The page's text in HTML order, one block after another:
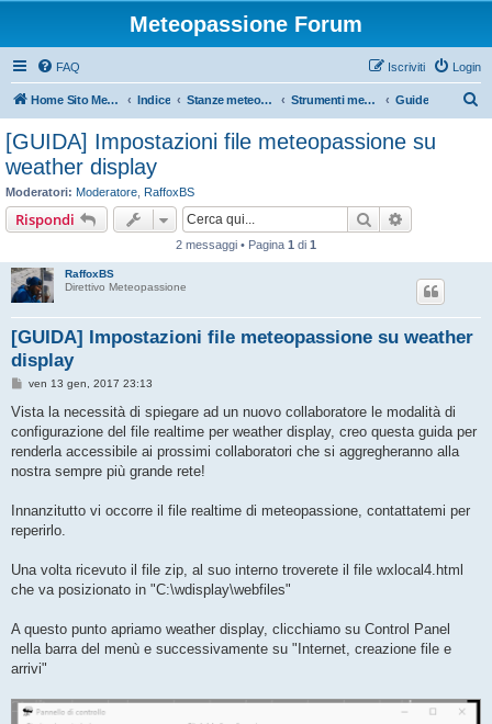
Meteopassione Forum
FAQ Login
Iscriviti
Home Sito Meteopassione Indice Stanze meteorologiche Strumenti meteo Guide
[GUIDA] Impostazioni file meteopassione su
weather display
Moderatori: Moderatore RaffoxBS
Rispondi Cerca
2 messaggi • Pagina 1 di 1
RaffoxBS
Direttivo Meteopassione
[GUIDA] Impostazioni file meteopassione su weather
display
M
s
a
g
i
ven 13 gen, 2017 23:13
Vista la necessità di spiegare ad un nuovo collaboratore le modalità di
configurazione del file realtime per weather display, creo questa guida per
renderla accessibile ai prossimi collaboratori che si aggregheranno alla
nostra sempre più grande rete!
Innanzitutto vi occorre il file realtime di meteopassione, contattatemi per
reperirlo.
Una volta ricevuto il file zip, al suo interno troverete il file wxlocal4.html
che va posizionato in "C:\wdisplay\webfiles"
A questo punto apriamo weather display, clicchiamo su Control Panel
nella barra del menù e successivamente su "Internet, creazione file e
arrivi"